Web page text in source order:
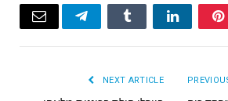
Pinterest
LinkedIn
Tumblr
Telegram
Email
NEXT ARTICLE